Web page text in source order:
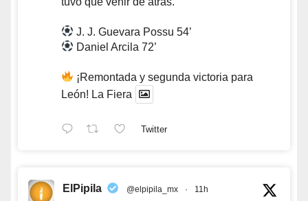
J. J. Guevara Possu 54’
Daniel Arcila 72’
¡Remontada y segunda victoria para
León! La Fiera
Twitter
ElPipila @elpipila_mx · 11h